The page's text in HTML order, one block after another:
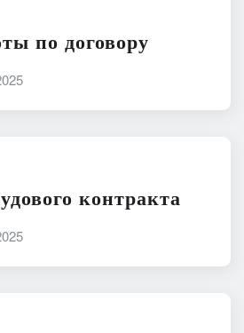
по договору
контракта